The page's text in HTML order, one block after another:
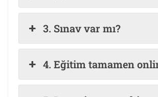
3. Sınav var mı?
4. Eğitim tamamen